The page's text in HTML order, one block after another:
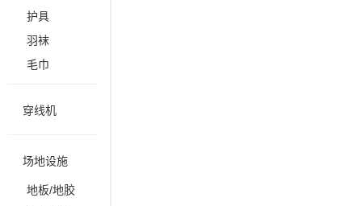
护具
羽袜
毛巾
穿线机
场地设施
地板/地胶